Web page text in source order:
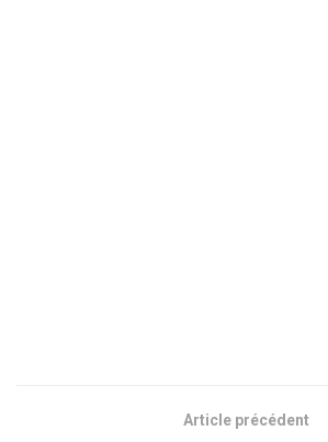
Article précédent